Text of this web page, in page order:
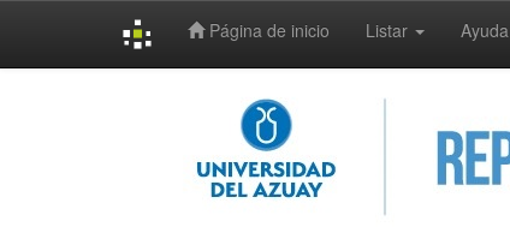
Página de inicio Listar Ayuda